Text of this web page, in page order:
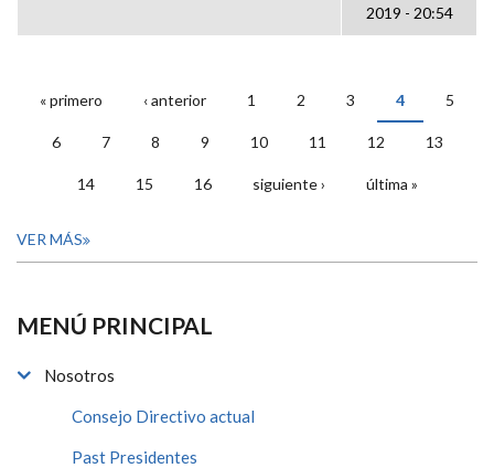
2019 - 20:54
PÁGINAS
« primero ‹ anterior 1 2 3 4 5
6 7 8 9 10 11 12 13
14 15 16 siguiente › última »
VER MÁS
MENÚ PRINCIPAL
Nosotros
Consejo Directivo actual
Past Presidentes